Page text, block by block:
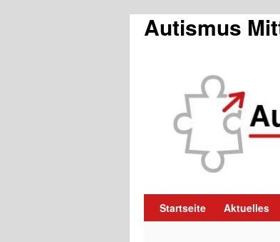
Autismus
Zum
Startseite Aktuelles